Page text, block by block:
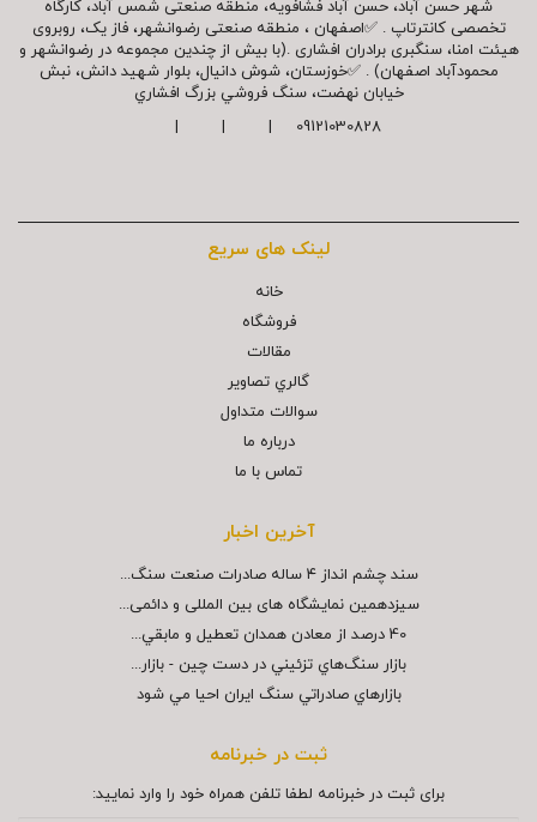
شهر حسن آباد، حسن آباد فشافویه، منطقه صنعتی شمس آباد، کارگاه
تخصصی کانترتاپ . ✅اصفهان ، منطقه صنعتی رضوانشهر، فاز یک، روبروی
هیئت امنا، سنگبری برادران افشاری .(با بیش از چندین مجموعه در رضوانشهر و
محمودآباد اصفهان) . ✅خوزستان، شوش دانیال، بلوار شهيد دانش، نبش
خیابان نهضت، سنگ فروشي بزرگ افشاري
09121030828 | | |
لینک های سریع
خانه
فروشگاه
مقالات
گالري تصاوير
سوالات متداول
درباره ما
تماس با ما
آخرین اخبار
سند چشم انداز ۴ ساله صادرات صنعت سنگ...
سیزدهمین نمایشگاه های بین المللی و دائمی...
40 درصد از معادن همدان تعطيل و مابقي...
بازار سنگ‌هاي تزئيني در دست چين - بازار...
بازارهاي صادراتي سنگ ايران احيا مي شود
ثبت در خبرنامه
برای ثبت در خبرنامه لطفا تلفن همراه خود را وارد نمایید: